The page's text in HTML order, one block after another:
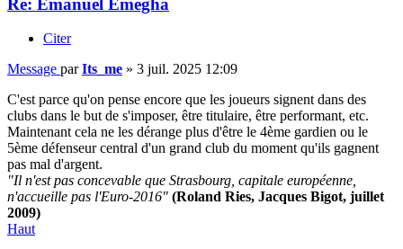
Re: Emanuel Emegha
Citer
Message parIts_me » 3 juil. 2025 12:09
C'est parce qu'on pense encore que les joueurs signent dans des
clubs dans le but de s'imposer, être titulaire, être performant, etc.
Maintenant cela ne les dérange plus d'être le 4ème gardien ou le
5ème défenseur central d'un grand club du moment qu'ils gagnent
pas mal d'argent.
"Il n'est pas concevable que Strasbourg, capitale européenne,
n'accueille pas l'Euro-2016" (Roland Ries, Jacques Bigot, juillet
2009)
Haut